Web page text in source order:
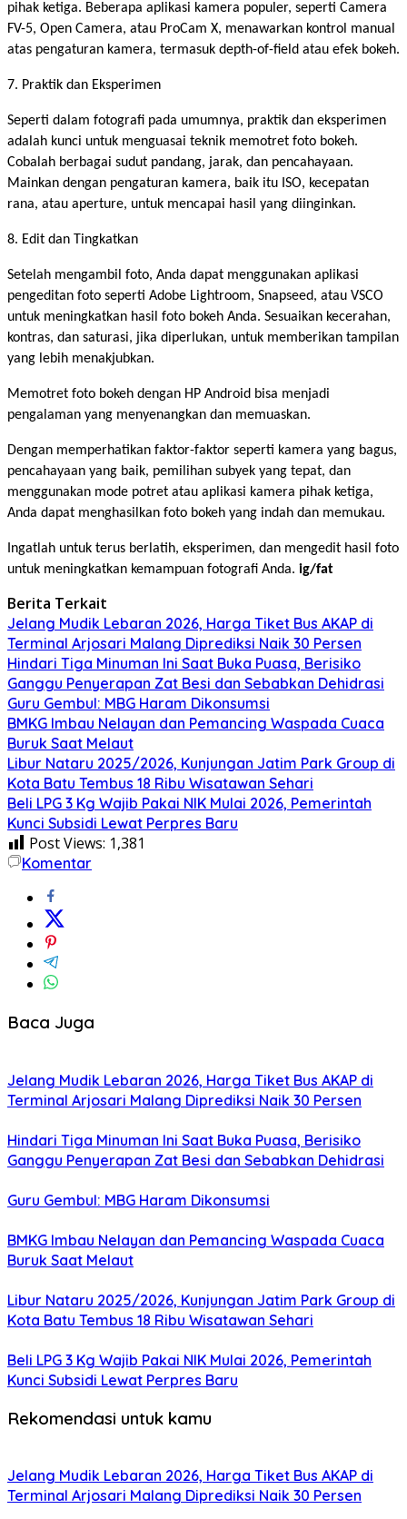
pihak ketiga. Beberapa aplikasi kamera populer, seperti Camera
FV-5, Open Camera, atau ProCam X, menawarkan kontrol manual
atas pengaturan kamera, termasuk depth-of-field atau efek bokeh.
7. Praktik dan Eksperimen
Seperti dalam fotografi pada umumnya, praktik dan eksperimen
adalah kunci untuk menguasai teknik memotret foto bokeh.
Cobalah berbagai sudut pandang, jarak, dan pencahayaan.
Mainkan dengan pengaturan kamera, baik itu ISO, kecepatan
rana, atau aperture, untuk mencapai hasil yang diinginkan.
8. Edit dan Tingkatkan
Setelah mengambil foto, Anda dapat menggunakan aplikasi
pengeditan foto seperti Adobe Lightroom, Snapseed, atau VSCO
untuk meningkatkan hasil foto bokeh Anda. Sesuaikan kecerahan,
kontras, dan saturasi, jika diperlukan, untuk memberikan tampilan
yang lebih menakjubkan.
Memotret foto bokeh dengan HP Android bisa menjadi
pengalaman yang menyenangkan dan memuaskan.
Dengan memperhatikan faktor-faktor seperti kamera yang bagus,
pencahayaan yang baik, pemilihan subyek yang tepat, dan
menggunakan mode potret atau aplikasi kamera pihak ketiga,
Anda dapat menghasilkan foto bokeh yang indah dan memukau.
Ingatlah untuk terus berlatih, eksperimen, dan mengedit hasil foto
untuk meningkatkan kemampuan fotografi Anda. ig/fat
Berita Terkait
Jelang Mudik Lebaran 2026, Harga Tiket Bus AKAP di
Terminal Arjosari Malang Diprediksi Naik 30 Persen
Hindari Tiga Minuman Ini Saat Buka Puasa, Berisiko
Ganggu Penyerapan Zat Besi dan Sebabkan Dehidrasi
Guru Gembul: MBG Haram Dikonsumsi
BMKG Imbau Nelayan dan Pemancing Waspada Cuaca
Buruk Saat Melaut
Libur Nataru 2025/2026, Kunjungan Jatim Park Group di
Kota Batu Tembus 18 Ribu Wisatawan Sehari
Beli LPG 3 Kg Wajib Pakai NIK Mulai 2026, Pemerintah
Kunci Subsidi Lewat Perpres Baru
Post Views: 1,381
Komentar
Baca Juga
Jelang Mudik Lebaran 2026, Harga Tiket Bus AKAP di
Terminal Arjosari Malang Diprediksi Naik 30 Persen
Hindari Tiga Minuman Ini Saat Buka Puasa, Berisiko
Ganggu Penyerapan Zat Besi dan Sebabkan Dehidrasi
Guru Gembul: MBG Haram Dikonsumsi
BMKG Imbau Nelayan dan Pemancing Waspada Cuaca
Buruk Saat Melaut
Libur Nataru 2025/2026, Kunjungan Jatim Park Group di
Kota Batu Tembus 18 Ribu Wisatawan Sehari
Beli LPG 3 Kg Wajib Pakai NIK Mulai 2026, Pemerintah
Kunci Subsidi Lewat Perpres Baru
Rekomendasi untuk kamu
Jelang Mudik Lebaran 2026, Harga Tiket Bus AKAP di
Terminal Arjosari Malang Diprediksi Naik 30 Persen